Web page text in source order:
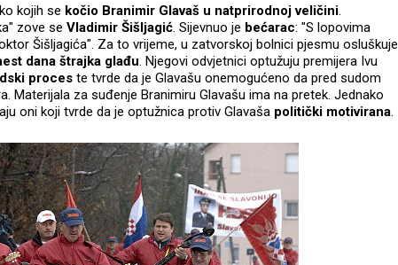
kojih se kočio Branimir Glavaš u natprirodnoj veličini.
zove se Vladimir Šišljagić. Sijevnuo je bećarac: "S lopovima
Šišljagića". Za to vrijeme, u zatvorskoj bolnici pjesmu osluškuje
dana štrajka glađu. Njegovi odvjetnici optužuju premijera Ivu
proces te tvrde da je Glavašu onemogućeno da pred sudom
Materijala za suđenje Branimiru Glavašu ima na pretek. Jednako
oni koji tvrde da je optužnica protiv Glavaša politički motivirana.